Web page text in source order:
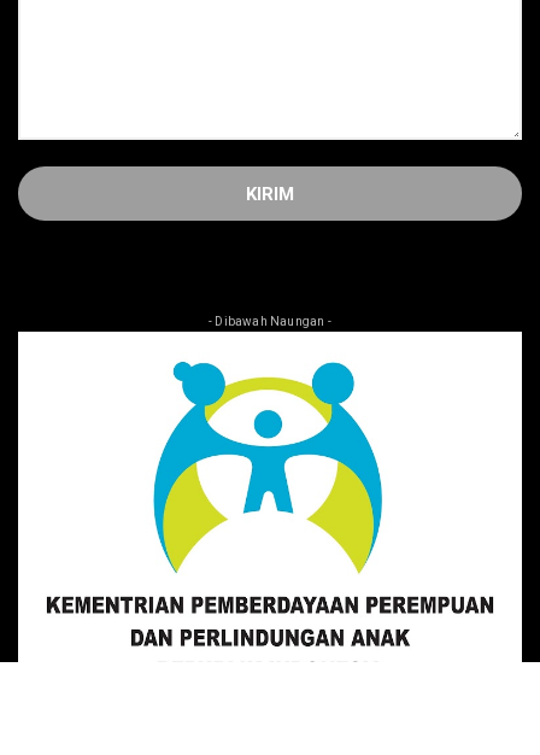
- Dibawah Naungan -